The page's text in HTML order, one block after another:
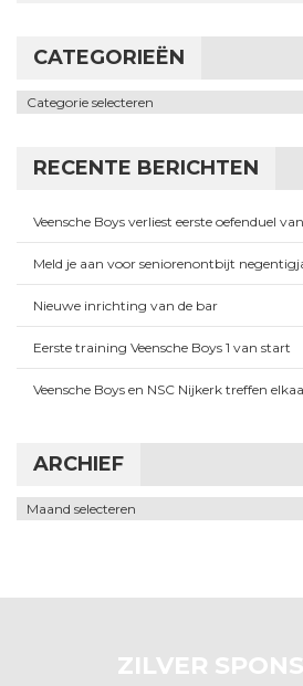
CATEGORIEËN
Categorieën
RECENTE BERICHTEN
Veensche Boys verliest eerste oefenduel
Meld je aan voor seniorenontbijt
Nieuwe inrichting van de bar
Eerste training Veensche Boys 1 van start
Veensche Boys en NSC Nijkerk treffen
ARCHIEF
Archief
ZILVER